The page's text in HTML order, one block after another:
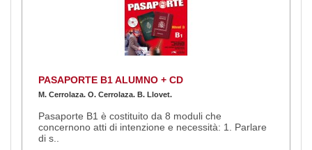
PASAPORTE B1 ALUMNO + CD
M. Cerrolaza. O. Cerrolaza. B. Llovet.
Pasaporte B1 è costituito da 8 moduli che
concernono atti di intenzione e necessità: 1. Parlare
di s..